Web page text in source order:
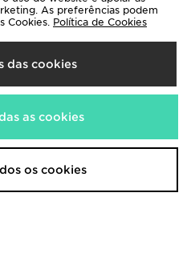
Definições de Cookies
Seguir a minha encomenda
As preferências podem
Cookies. Política de Cookies
das cookies
as cookies
os cookies